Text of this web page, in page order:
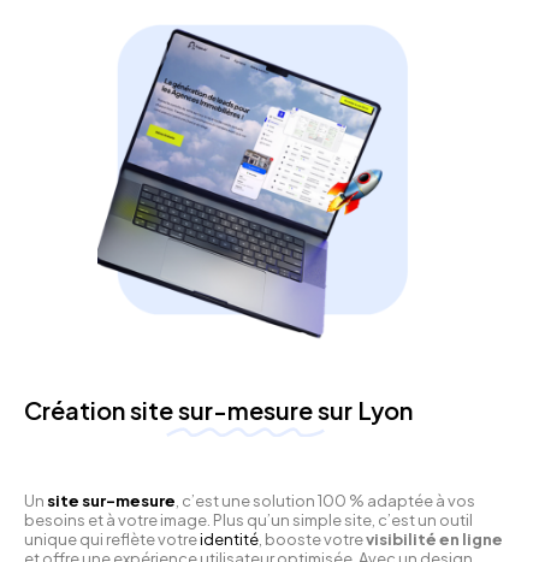
Création sitesur-mesuresur Lyon
Un site sur-mesure , c’est une solution 100 % adaptée à vos
besoins et à votre image. Plus qu’un simple site, c’est un outil
unique qui reflète votreidentité , booste votrevisibilité en ligne